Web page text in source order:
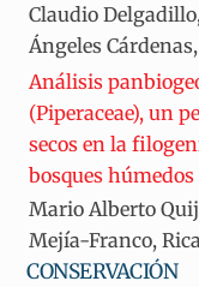
Claudio
Ángeles
Análisis
(Piperaceae), un
secos en la
bosques húmedos
Mario Alberto
Mejía-Franco,
CONSERVACIÓN